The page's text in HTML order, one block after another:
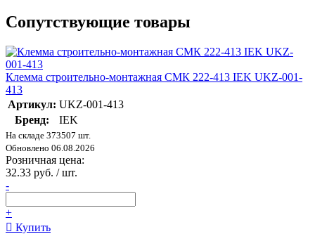
Сопутствующие товары
Клемма строительно-монтажная СМК 222-413 IEK UKZ-001-
413
Артикул: UKZ-001-413
Бренд:
IEK
На складе 373507 шт.
Обновлено 06.08.2026
Розничная цена:
32.33 руб. / шт.
-
+
Купить